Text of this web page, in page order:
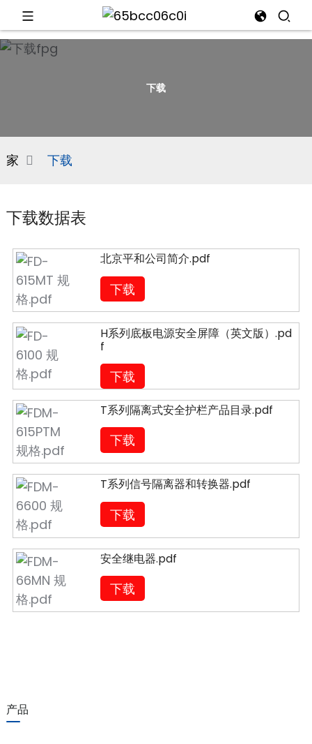
下载
家 下载
下载数据表
北京平和公司简介.pdf
下载
H系列底板电源安全屏障（英文版）.pd
f
下载
T系列隔离式安全护栏产品目录.pdf
下载
T系列信号隔离器和转换器.pdf
下载
安全继电器.pdf
下载
产品